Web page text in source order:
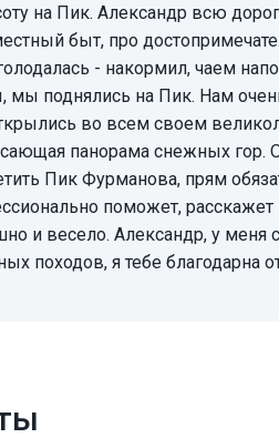
на Пик. Александр всю
быт, про
- накормил, чаем
мы поднялись на Пик. Нам
во всем своем
панорама снежных гор.
Пик Фурманова, прям
поможет,
и весело. Александр, у меня
походов, я тебе благодарна